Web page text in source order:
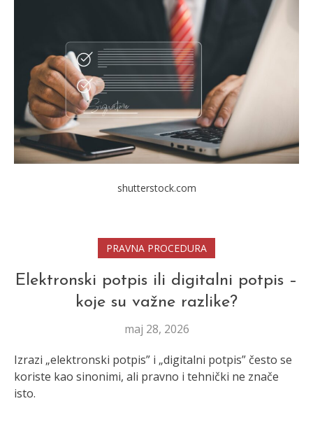
shutterstock.com
PRAVNA PROCEDURA
Elektronski potpis ili digitalni potpis –
koje su važne razlike?
maj 28, 2026
Izrazi „elektronski potpis” i „digitalni potpis” često se
koriste kao sinonimi, ali pravno i tehnički ne znače
isto.